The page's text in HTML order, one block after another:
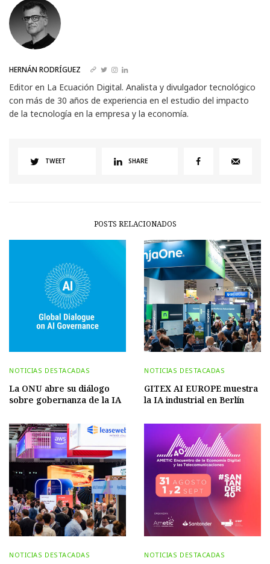
HERNÁN RODRÍGUEZ
Editor en La Ecuación Digital. Analista y divulgador tecnológico
con más de 30 años de experiencia en el estudio del impacto
de la tecnología en la empresa y la economía.
TWEET SHARE
POSTS RELACIONADOS
NOTICIAS DESTACADAS
La ONU abre su diálogo
sobre gobernanza de la IA
NOTICIAS DESTACADAS
GITEX AI EUROPE muestra
la IA industrial en Berlín
NOTICIAS DESTACADAS NOTICIAS DESTACADAS